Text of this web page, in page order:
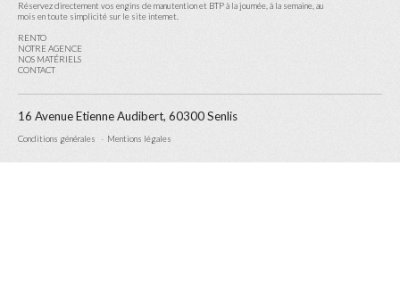
Réservez directement vos engins de manutention et BTP à la journée, à la semaine, au
mois en toute simplicité sur le site internet.
RENTO
NOTRE AGENCE
NOS MATÉRIELS
CONTACT
16 Avenue Etienne Audibert, 60300 Senlis
Conditions générales Mentions légales